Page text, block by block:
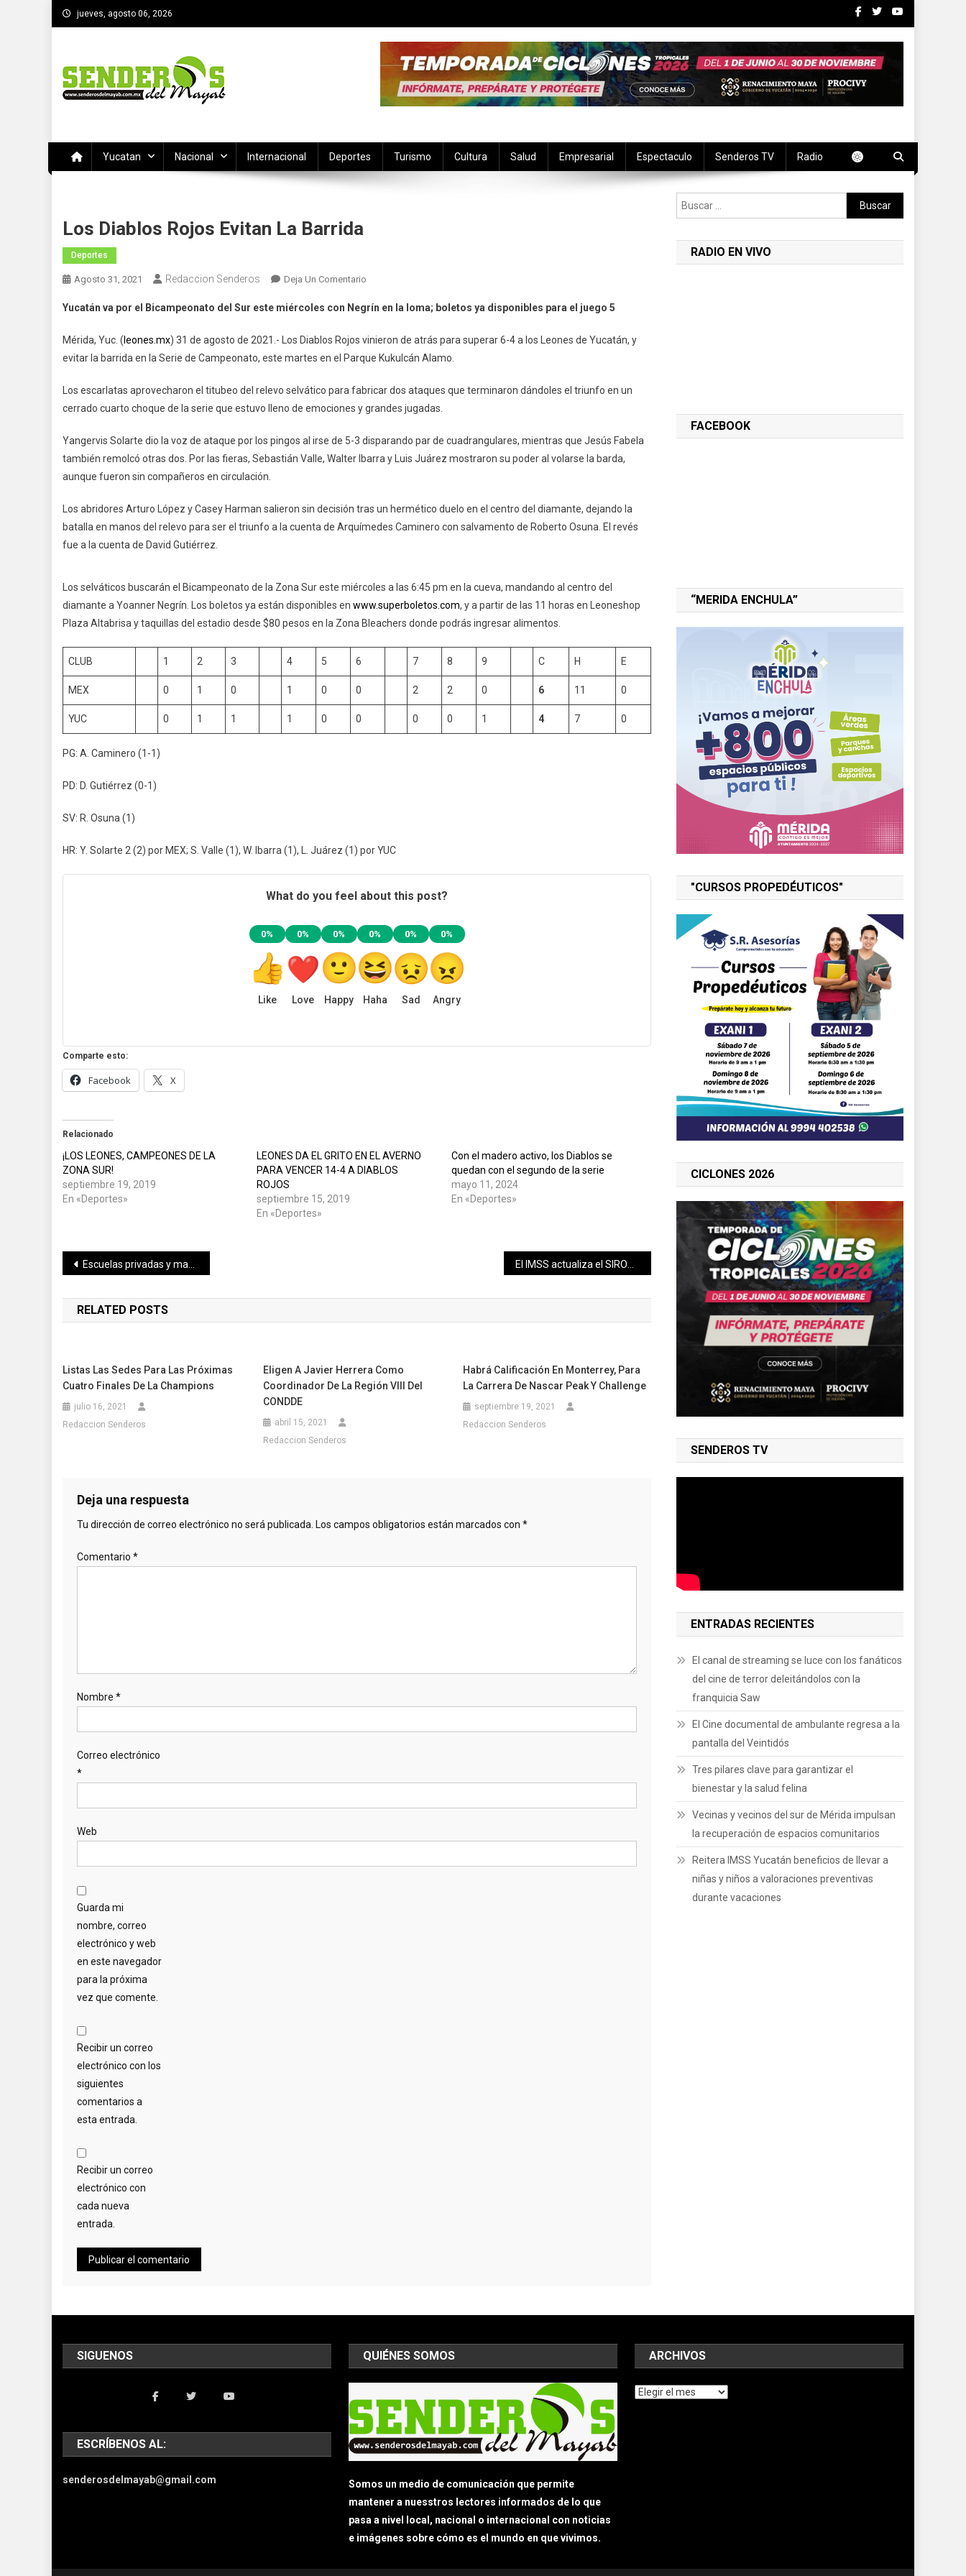
Saltar
al
jueves, agosto 06, 2026
Yucatan Nacional Internacional Deportes Turismo Cultura Salud Empresarial Espectaculo Senderos TV Radio
Los Diablos Rojos Evitan La Barrida
Deportes
Agosto 31, 2021 Redaccion Senderos Deja Un Comentario
Diablos
Evitan
La
Yucatán va por el Bicampeonato del Sur este miércoles con Negrín en la loma; boletos ya disponibles para el juego 5
Mérida, Yuc. ( leones.mx) 31 de agosto de 2021.- Los Diablos Rojos vinieron de atrás para superar 6-4 a los Leones de Yucatán, y
evitar la barrida en la Serie de Campeonato, este martes en el Parque Kukulcán Alamo.
Los escarlatas aprovecharon el titubeo del relevo selvático para fabricar dos ataques que terminaron dándoles el triunfo en un
cerrado cuarto choque de la serie que estuvo lleno de emociones y grandes jugadas.
Yangervis Solarte dio la voz de ataque por los pingos al irse de 5-3 disparando par de cuadrangulares, mientras que Jesús Fabela
también remolcó otras dos. Por las fieras, Sebastián Valle, Walter Ibarra y Luis Juárez mostraron su poder al volarse la barda,
aunque fueron sin compañeros en circulación.
Los abridores Arturo López y Casey Harman salieron sin decisión tras un hermético duelo en el centro del diamante, dejando la
batalla en manos del relevo para ser el triunfo a la cuenta de Arquímedes Caminero con salvamento de Roberto Osuna. El revés
fue a la cuenta de David Gutiérrez.
Los selváticos buscarán el Bicampeonato de la Zona Sur este miércoles a las 6:45 pm en la cueva, mandando al centro del
diamante a Yoanner Negrín. Los boletos ya están disponibles en www.superboletos.com, y a partir de las 11 horas en Leoneshop
Plaza Altabrisa y taquillas del estadio desde $80 pesos en la Zona Bleachers donde podrás ingresar alimentos.
CLUB 1 2 3 4 5 6 7 8 9 C H E
MEX 0 1 0 1 0 0 2 2 0 6 11 0
YUC 0 1 1 1 0 0 0 0 1 4 7 0
PG: A. Caminero (1-1)
PD: D. Gutiérrez (0-1)
SV: R. Osuna (1)
HR: Y. Solarte 2 (2) por MEX; S. Valle (1), W. Ibarra (1), L. Juárez (1) por YUC
What do you feel about this post?
0%
Like
0%
Love
0%
Happy
0%
Haha
0%
Sad
0%
Angry
Comparte esto:
Facebook X
Relacionado
¡LOS LEONES, CAMPEONES DE LA
ZONA SUR!
septiembre 19, 2019
En «Deportes»
LEONES DA EL GRITO EN EL AVERNO
PARA VENCER 14-4 A DIABLOS
ROJOS
septiembre 15, 2019
En «Deportes»
Con el madero activo, los Diablos se
quedan con el segundo de la serie
mayo 11, 2024
En «Deportes»
Navegación
de
entradas
Escuelas privadas y maestros continúan apoyando el regreso a clases
RELATED POSTS
Listas Las Sedes Para Las Próximas
Cuatro Finales De La Champions
julio 16, 2021
Redaccion Senderos
Eligen A Javier Herrera Como
Coordinador De La Región VIII Del
CONDDE
abril 15, 2021
Redaccion Senderos
Habrá Calificación En Monterrey, Para
La Carrera De Nascar Peak Y Challenge
septiembre 19, 2021
Redaccion Senderos
Deja una respuesta
Tu dirección de correo electrónico no será publicada. Los campos obligatorios están marcados con *
Comentario *
Nombre *
Correo electrónico
*
Web
Guarda mi
nombre, correo
electrónico y web
en este navegador
para la próxima
vez que comente.
Recibir un correo
electrónico con los
siguientes
comentarios a
esta entrada.
Recibir un correo
electrónico con
cada nueva
entrada.
Buscar:
RADIO EN VIVO
FACEBOOK
“MERIDA ENCHULA”
"CURSOS PROPEDÉUTICOS"
CICLONES 2026
SENDEROS TV
ENTRADAS RECIENTES
El canal de streaming se luce con los fanáticos
del cine de terror deleitándolos con la
franquicia Saw
El Cine documental de ambulante regresa a la
pantalla del Veintidós
Tres pilares clave para garantizar el
bienestar y la salud felina
Vecinas y vecinos del sur de Mérida impulsan
la recuperación de espacios comunitarios
Reitera IMSS Yucatán beneficios de llevar a
niñas y niños a valoraciones preventivas
durante vacaciones
SIGUENOS
ESCRÍBENOS AL:
senderosdelmayab@gmail.com
QUIÉNES SOMOS
Somos un medio de comunicación que permite
mantener a nuesstros lectores informados de lo que
pasa a nivel local, nacional o internacional con noticias
e imágenes sobre cómo es el mundo en que vivimos.
ARCHIVOS
Archivos